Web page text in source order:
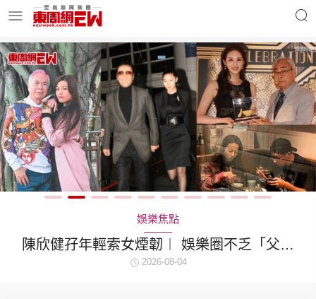
明星名人 時事財經
東周Ladies 優享生活
娛樂焦點
陳欣健孖年輕索女煙韌︱ 娛樂圈不乏「父女
戀」「爺孫戀」 年齡差距最大達51歲 最受矚
2026-08-04